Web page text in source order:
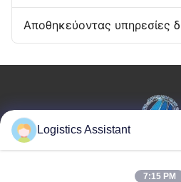
Αποθηκεύοντας υπηρεσίες
Επέλεξέ μας και δε θα
Logistics Assistant
7:15 PM